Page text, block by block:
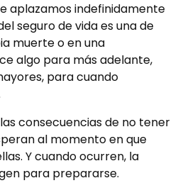
aplazamos indefinidamente
seguro de vida es una de
muerte o en una
algo para más adelante,
para cuando
consecuencias de no tener
al momento en que
Y cuando ocurren, la
para prepararse.